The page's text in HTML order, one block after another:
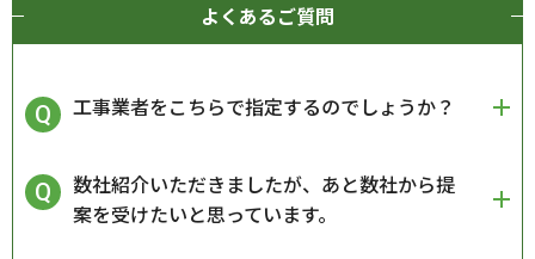
よくあるご質問
工事業者をこちらで指定するのでしょうか？
数社紹介いただきましたが、あと数社から提
案を受けたいと思っています。